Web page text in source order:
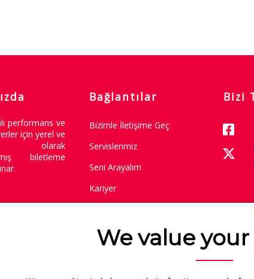
performans ve
için yerel ve
olarak
biletleme
Bağlantılar
Bizimle İletişime Geç
Servislerimiz
Seni Arayalım
Kariyer
Bizi
2014-2026
We value